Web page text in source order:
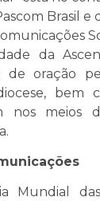
Brasil e
da
de oração
bem
nos meios
Mundial